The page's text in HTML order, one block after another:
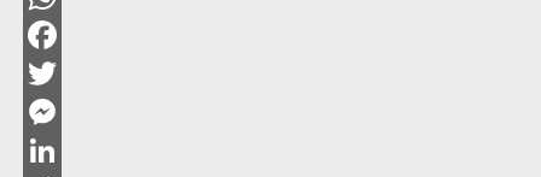
WhatsApp
Facebook
Twitter
Messenger